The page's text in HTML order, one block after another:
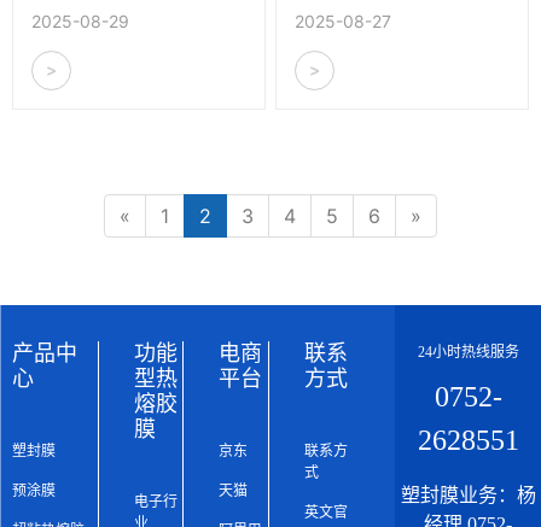
避免卡机、起泡等问题。适
合新手快速上手，推荐千帆
塑封膜品牌使用。
2025-08-29
>
择技巧，并推荐千帆塑封膜
产品，满足学习、办公、菜
单等多种塑封需求。
2025-08-27
>
« 1 2 3 4 5 6 »
产品中
心
塑封膜
预涂膜
功能
型热
熔胶
膜
电子行
电商
平台
京东
天猫
联系
方式
联系方
式
英文官
24小时热线服务
0752-
2628551
塑封膜业务：杨